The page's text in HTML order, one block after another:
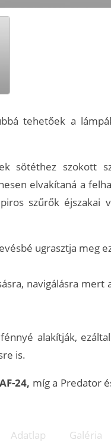
tehetőek a
sötéthez szokott
elvakítaná a
szűrők éjszakai
ugrasztja meg
navigálásra
alakítják,
is.
AF-24, míg a Predator
Adatlap Galéria